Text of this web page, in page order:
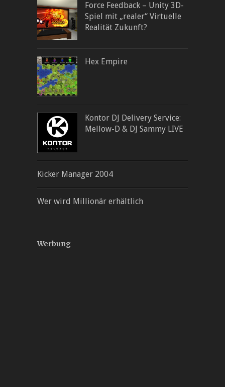
Force Feedback – Unity 3D-
Spiel mit „realer“ Virtuelle
Realität Zukunft?
Hex Empire
Kontor DJ Delivery Service:
Mellow-D & DJ Sammy LIVE
Kicker Manager 2004
Wer wird Millionär erhältlich
Werbung